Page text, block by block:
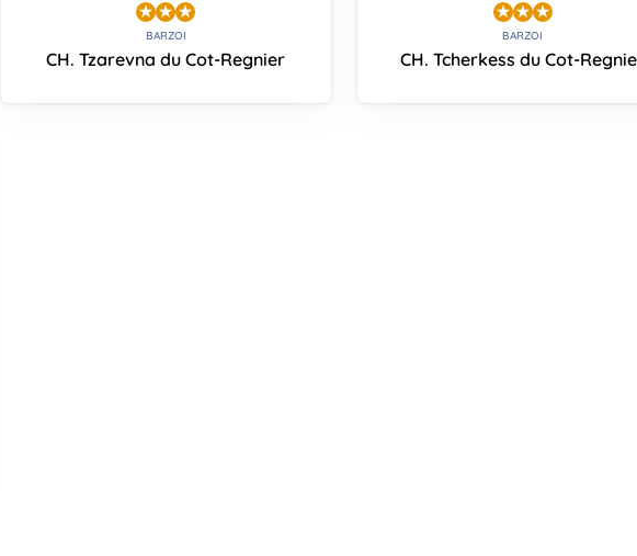
BARZOI
CH. Tzarevna du Cot-Regnier
BARZOI
CH. Tcherkess du Cot-